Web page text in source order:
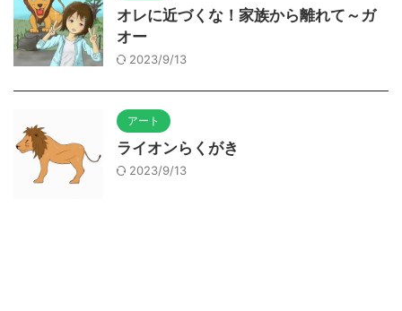
オレに近づくな！家族から離れて～ガ
オー
2023/9/13
アート
ライオンらくがき
2023/9/13